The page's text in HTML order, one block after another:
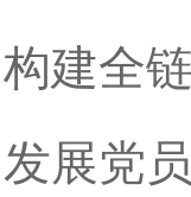
建全
展党